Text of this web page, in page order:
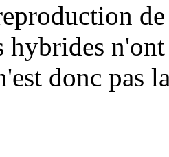
hybrides
donc pas